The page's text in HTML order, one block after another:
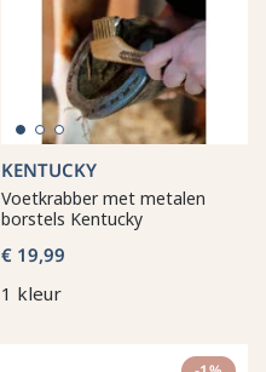
KENTUCKY
Voetkrabber met metalen
borstels Kentucky
€ 19,99
1 kleur